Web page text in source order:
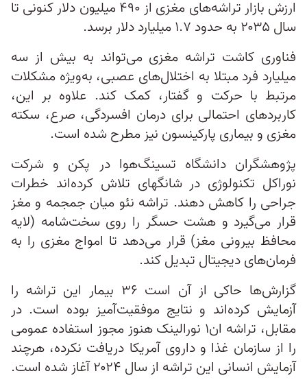
ارزش بازار تراشه‌های مغزی از ۴۹۰ میلیون دلار کنونی تا
سال ۲۰۳۵ به حدود ۱.۷ میلیارد دلار برسد.
فناوری کاشت تراشه مغزی می‌تواند به بیش از سه
میلیارد فرد مبتلا به اختلال‌های عصبی، به‌ویژه مشکلات
مرتبط با حرکت و گفتار، کمک کند. علاوه بر این،
کاربردهای احتمالی برای درمان افسردگی، صرع، سکته
مغزی و بیماری پارکینسون نیز مطرح شده است.
پژوهشگران دانشگاه تسینگ‌هوا در پکن و شرکت
نوراکل تکنولوژی در شانگهای تلاش کرده‌اند خطرات
جراحی را کاهش دهند. تراشه نئو میان جمجمه و مغز
قرار می‌گیرد و هشت حسگر را روی سخت‌‌شامه (لایه
محافظ بیرونی مغز) قرار می‌دهد تا امواج مغزی را به
فرمان‌های دیجیتال تبدیل کند.
گزارش‌ها حاکی از آن است ۳۶ بیمار این تراشه را
آزمایش کرده‌اند و نتایج موفقیت‌آمیز بوده است. در
مقابل، تراشه ان‌۱ نورالینک هنوز مجوز استفاده عمومی
را از سازمان غذا و داروی آمریکا دریافت نکرده، هرچند
آزمایش انسانی این تراشه از سال ۲۰۲۴ آغاز شده است.